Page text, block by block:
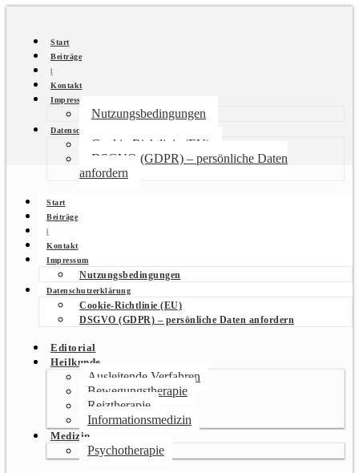
Start
Beiträge
|
Kontakt
Impressum
Nutzungsbedingungen
Datenschutzerklärung
Cookie-Richtlinie (EU)
DSGVO (GDPR) – persönliche Daten
anfordern
Start
Beiträge
|
Kontakt
Impressum
Nutzungsbedingungen
Datenschutzerklärung
Cookie-Richtlinie (EU)
DSGVO (GDPR) – persönliche Daten anfordern
Editorial
Heilkunde
Ausleitende Verfahren
Bewegungstherapie
Reiztherapie
Informationsmedizin
Medizin
Psychotherapie